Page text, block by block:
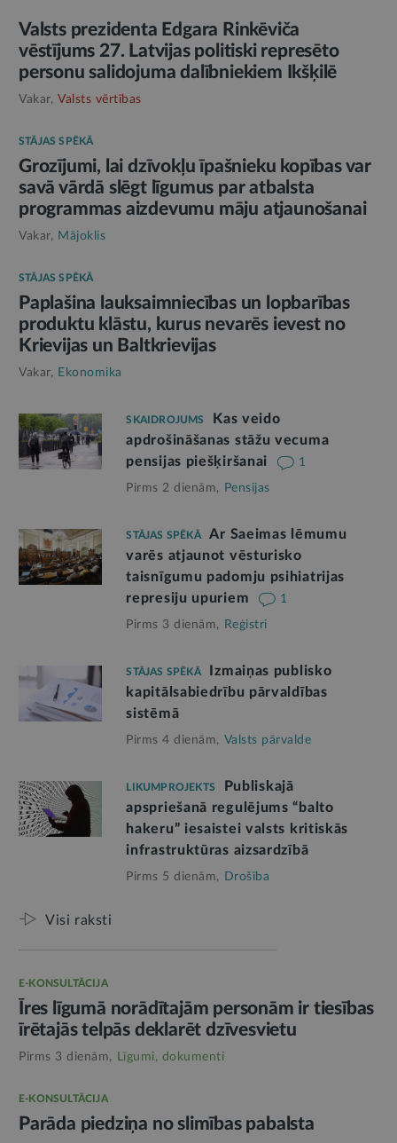
Valsts prezidenta Edgara Rinkēviča
vēstījums 27. Latvijas politiski represēto
personu salidojuma dalībniekiem Ikšķilē
Vakar, Valsts vērtības
STĀJAS SPĒKĀ
Grozījumi, lai dzīvokļu īpašnieku kopības var
savā vārdā slēgt līgumus par atbalsta
programmas aizdevumu māju atjaunošanai
Vakar, Mājoklis
STĀJAS SPĒKĀ
Paplašina lauksaimniecības un lopbarības
produktu klāstu, kurus nevarēs ievest no
Krievijas un Baltkrievijas
Vakar, Ekonomika
SKAIDROJUMS
Kas veido
apdrošināšanas stāžu vecuma
pensijas piešķiršanai
1
Pirms 2 dienām, Pensijas
STĀJAS SPĒKĀ
Ar Saeimas lēmumu
varēs atjaunot vēsturisko
taisnīgumu padomju psihiatrijas
represiju upuriem
1
Pirms 3 dienām, Reģistri
STĀJAS SPĒKĀ
Izmaiņas publisko
kapitālsabiedrību pārvaldības
sistēmā
Pirms 4 dienām, Valsts pārvalde
LIKUMPROJEKTS
Publiskajā
apspriešanā regulējums “balto
hakeru” iesaistei valsts kritiskās
infrastruktūras aizsardzībā
Pirms 5 dienām, Drošība
Visi raksti
E-KONSULTĀCIJA
Īres līgumā norādītajām personām ir tiesības
īrētajās telpās deklarēt dzīvesvietu
Pirms 3 dienām, Līgumi, dokumenti
E-KONSULTĀCIJA
Parāda piedziņa no slimības pabalsta